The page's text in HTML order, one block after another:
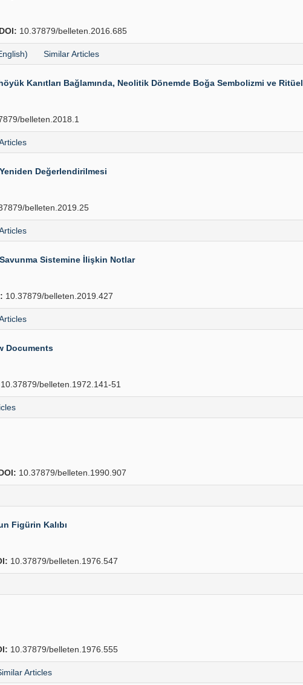
DOI: 10.37879/belleten.2016.685
Similar Articles
Kanıtları Bağlamında, Neolitik Dönemde Boğa Sembolizmi ve Ritüel
belleten.2018.1
Değerlendirilmesi
belleten.2019.25
Sistemine İlişkin Notlar
10.37879/belleten.2019.427
Documents
10.37879/belleten.1972.141-51
10.37879/belleten.1990.907
Figürin Kalıbı
10.37879/belleten.1976.547
10.37879/belleten.1976.555
Articles